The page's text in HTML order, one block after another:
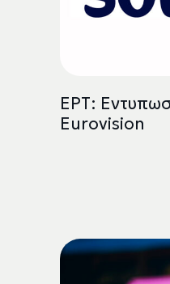
ΕΡΤ:
Eurovision